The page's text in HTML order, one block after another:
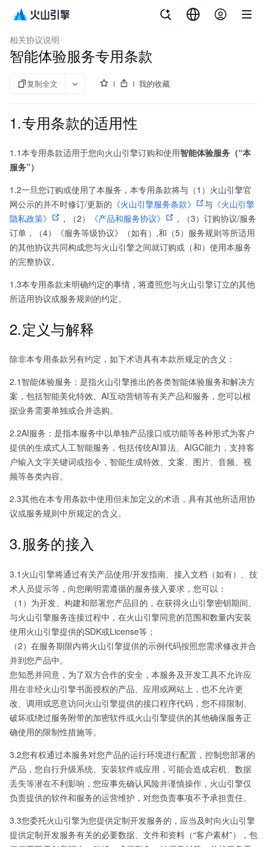
智能美化特效
相关协议说明
智能体验服务专用条款
复制全文 我的收藏
1.专用条款的适用性
1.1本专用条款适用于您向火山引擎订购和使用智能体验服务（“本
服务”）
1.2一旦您订购或使用了本服务，本专用条款将与（1）火山引擎官
网公示的并不时修订/更新的 《火山引擎服务条款》 与 《火山引擎
隐私政策》
，（2） 《产品和服务协议》
，（3）订购协议/服务
订单，（4）《服务等级协议》（如有）,和（5）服务规则等所适用
的其他协议共同构成您与火山引擎之间就订购或（和）使用本服务
的完整协议。
1.3本专用条款未明确约定的事情，将遵照您与火山引擎订立的其他
所适用协议或服务规则的约定。
2.定义与解释
除非本专用条款另有约定，如下术语具有本款所规定的含义：
2.1智能体验服务：是指火山引擎推出的各类智能体验服务和解决方
案，包括智能美化特效、AI互动营销等有关产品和服务，您可以根
据业务需要单独或合并选购。
2.2AI服务：是指本服务中以单独产品接口或功能等各种形式为客户
提供的生成式人工智能服务，包括传统AI算法、AIGC能力，支持客
户输入文字关键词或指令，智能生成特效、文案、图片、音频、视
频等各类内容。
2.3其他在本专用条款中使用但未加定义的术语，具有其他所适用协
议或服务规则中所规定的含义。
3.服务的接入
3.1火山引擎将通过有关产品使用/开发指南、接入文档（如有）、技
术人员提示等，向您阐明需遵循的服务接入要求，您可以：
（1）为开发、构建和部署您产品目的，在获得火山引擎密钥期间、
与火山引擎服务连接过程中，在火山引擎同意的范围和数量内安装
使用火山引擎提供的SDK或License等；
（2）在服务期限内将火山引擎提供的示例代码按照您需求修改并合
并到您产品中。
您知悉并同意，为了双方合作的安全，本服务及开发工具不允许应
用在非经火山引擎书面授权的产品、应用或网站上，也不允许更
改、调用或恶意访问火山引擎提供的接口程序代码，您不得限制、
破坏或绕过服务附带的加密软件或火山引擎提供的其他确保服务正
确使用的限制性措施等。
3.2您有权通过本服务对您产品的运行环境进行配置，控制您部署的
产品，您自行升级系统、安装软件或应用，可能会造成宕机、数据
丢失等潜在不利影响，您应事先确认风险并谨慎操作，火山引擎仅
负责提供的软件和服务的运营维护，对您负责事项不予承担责任。
3.3您委托火山引擎为您提供定制开发服务的，应当及时向火山引擎
提供定制开发服务有关的必要数据、文件和资料（“客户素材”），包